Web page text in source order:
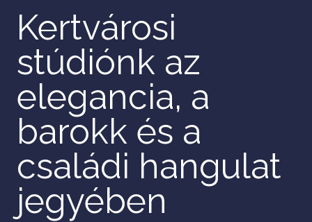
Kertvárosi
stúdiónk az
elegancia, a
barokk és a
családi hangulat
jegyében